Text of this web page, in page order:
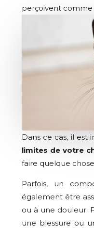
perçoivent comme
Dans ce cas, il est
limites de votre
faire quelque
Parfois, un
également être
ou à une douleur.
une blessure ou